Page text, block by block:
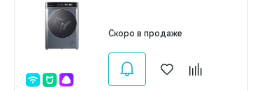
Скоро в продаже